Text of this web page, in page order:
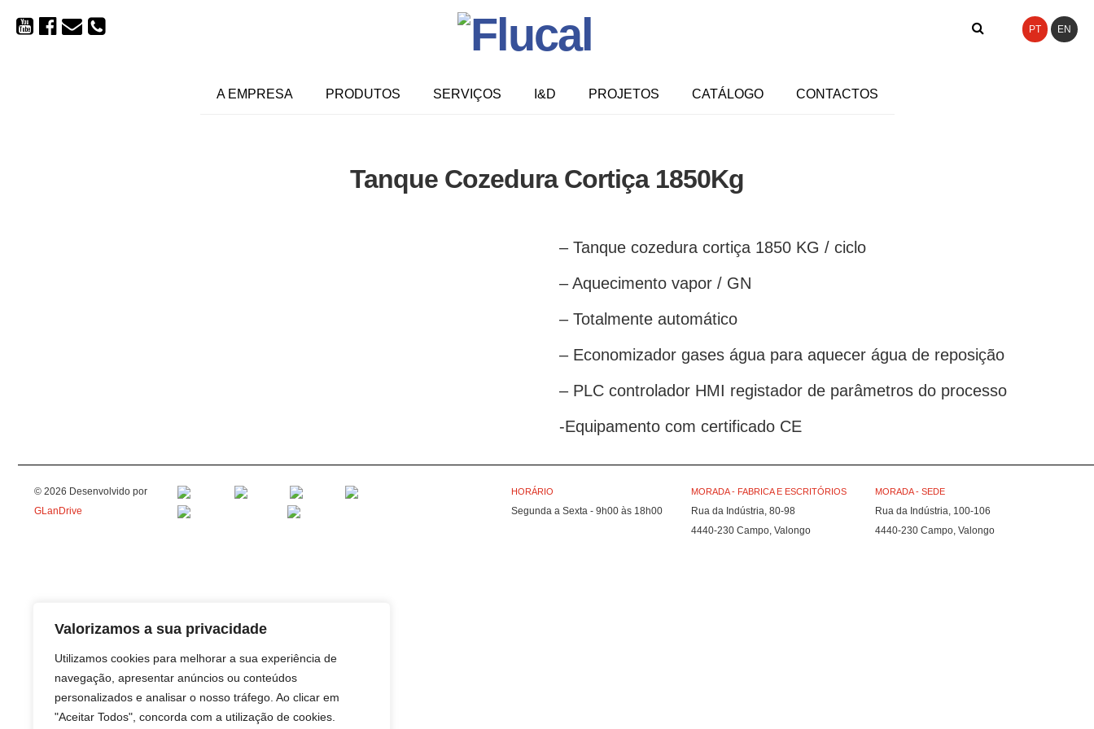
Valorizamos a sua privacidade
Utilizamos cookies para melhorar a sua experiência de
navegação, apresentar anúncios ou conteúdos
personalizados e analisar o nosso tráfego. Ao clicar em
"Aceitar Todos", concorda com a utilização de cookies.
PT EN
A EMPRESA PRODUTOS SERVIÇOS I&D PROJETOS CATÁLOGO CONTACTOS
Tanque Cozedura Cortiça 1850Kg
– Tanque cozedura cortiça 1850 KG / ciclo
– Aquecimento vapor / GN
– Totalmente automático
– Economizador gases água para aquecer água de reposição
– PLC controlador HMI registador de parâmetros do processo
-Equipamento com certificado CE
© 2026 Desenvolvido por
GLanDrive
HORÁRIO
Segunda a Sexta - 9h00 às 18h00
MORADA - FABRICA E ESCRITÓRIOS
Rua da Indústria, 80-98
4440-230 Campo, Valongo
MORADA - SEDE
Rua da Indústria, 100-106
4440-230 Campo, Valongo